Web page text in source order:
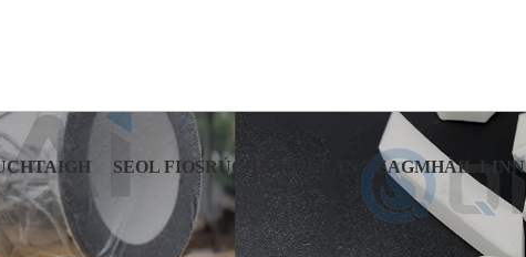
SEOL FIOSRÚCHÁN DÉAN TEAGMHÁIL LINN